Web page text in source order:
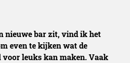
nieuwe bar zit, vind ik het
even te kijken wat de
voor leuks kan maken. Vaak